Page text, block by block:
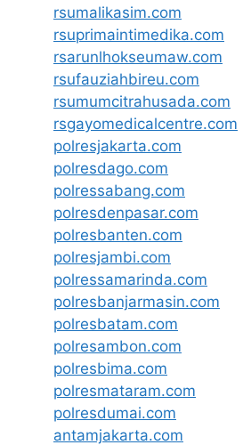
rsumalikasim.com
rsuprimaintimedika.com
rsarunlhokseumaw.com
rsufauziahbireu.com
rsumumcitrahusada.com
rsgayomedicalcentre.com
polresjakarta.com
polresdago.com
polressabang.com
polresdenpasar.com
polresbanten.com
polresjambi.com
polressamarinda.com
polresbanjarmasin.com
polresbatam.com
polresambon.com
polresbima.com
polresmataram.com
polresdumai.com
antamjakarta.com